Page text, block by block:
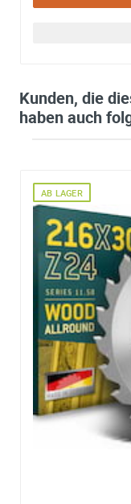
Kunden, die
haben auch
AB LAGER